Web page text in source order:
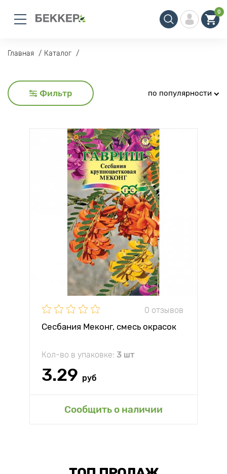
0
Главная Каталог
Фильтр по популярности
0 отзывов
Сесбания Меконг, смесь окрасок
Кол-во в упаковке: 3 шт
3.29 руб
Сообщить о наличии